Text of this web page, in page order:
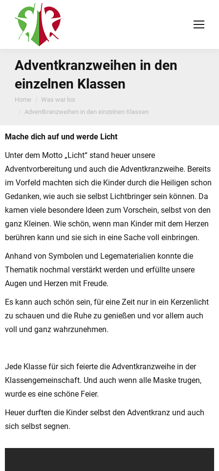
Adventkranzweihen in den
einzelnen Klassen
You are here:
Home
Was war los
Adventkranzweihen in den einzelnen Klassen
Mache dich auf und werde Licht
Unter dem Motto „Licht“ stand heuer unsere
Adventvorbereitung und auch die Adventkranzweihe. Bereits
im Vorfeld machten sich die Kinder durch die Heiligen schon
Gedanken, wie auch sie selbst Lichtbringer sein können. Da
kamen viele besondere Ideen zum Vorschein, selbst von den
ganz Kleinen. Wie schön, wenn man Kinder mit dem Herzen
berühren kann und sie sich in eine Sache voll einbringen.
Anhand von Symbolen und Legematerialien konnte die
Thematik nochmal verstärkt werden und erfüllte unsere
Augen und Herzen mit Freude.
Es kann auch schön sein, für eine Zeit nur in ein Kerzenlicht
zu schauen und die Ruhe zu genießen und vor allem auch
voll und ganz wahrzunehmen.
Jede Klasse für sich feierte die Adventkranzweihe in der
Klassengemeinschaft. Und auch wenn alle Maske trugen,
wurde es eine schöne Feier.
Heuer durften die Kinder selbst den Adventkranz und auch
sich selbst segnen.